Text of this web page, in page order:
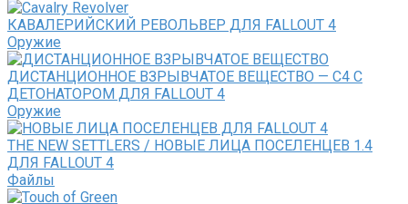
КАВАЛЕРИЙСКИЙ РЕВОЛЬВЕР ДЛЯ FALLOUT 4
Оружие
ДИСТАНЦИОННОЕ ВЗРЫВЧАТОЕ ВЕЩЕСТВО — С4 С
ДЕТОНАТОРОМ ДЛЯ FALLOUT 4
Оружие
THE NEW SETTLERS / НОВЫЕ ЛИЦА ПОСЕЛЕНЦЕВ 1.4
ДЛЯ FALLOUT 4
Файлы